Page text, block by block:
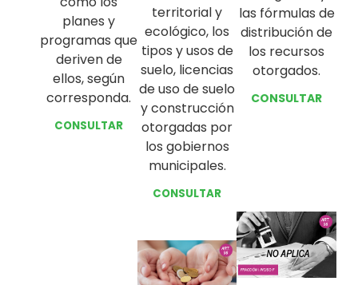
planes y
programas que
deriven de
ellos, según
corresponda.
CONSULTAR
territorial y
ecológico, los
tipos y usos de
suelo, licencias
de uso de suelo
y construcción
otorgadas por
los gobiernos
municipales.
CONSULTAR
las fórmulas de
distribución de
los recursos
otorgados.
CONSULTAR